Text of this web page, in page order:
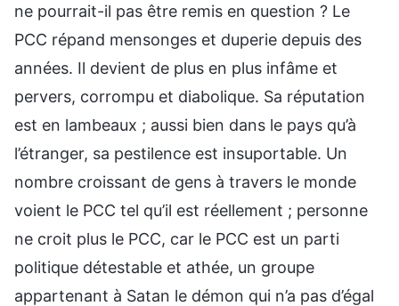
ne pourrait-il pas être remis en question ? Le
PCC répand mensonges et duperie depuis des
années. Il devient de plus en plus infâme et
pervers, corrompu et diabolique. Sa réputation
est en lambeaux ; aussi bien dans le pays qu’à
l’étranger, sa pestilence est insuportable. Un
nombre croissant de gens à travers le monde
voient le PCC tel qu’il est réellement ; personne
ne croit plus le PCC, car le PCC est un parti
politique détestable et athée, un groupe
appartenant à Satan le démon qui n’a pas d’égal